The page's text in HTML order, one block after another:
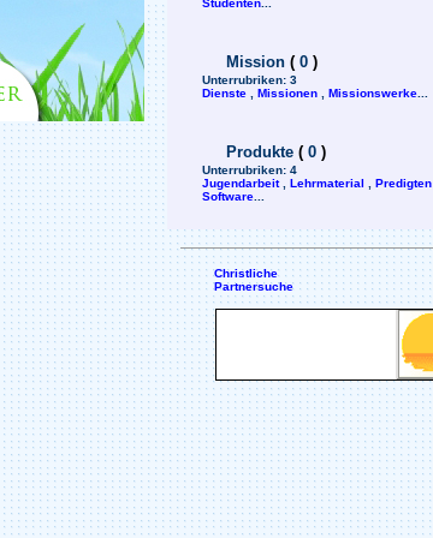
Studenten
Mission ( 0 )
Unterrubriken: 3
Dienste
Missionen Missionswerke
Produkte ( 0 )
Unterrubriken: 4
Jugendarbeit, Lehrmaterial Predigten
Software
Christliche
Partnersuche